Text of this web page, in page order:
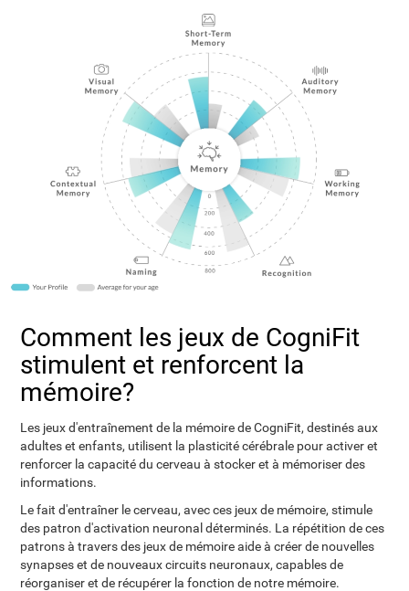
Comment les jeux de CogniFit
stimulent et renforcent la
mémoire?
Les jeux d'entraînement de la mémoire de CogniFit, destinés aux
adultes et enfants, utilisent la plasticité cérébrale pour activer et
renforcer la capacité du cerveau à stocker et à mémoriser des
informations.
Le fait d'entraîner le cerveau, avec ces jeux de mémoire, stimule
des patron d'activation neuronal déterminés. La répétition de ces
patrons à travers des jeux de mémoire aide à créer de nouvelles
synapses et de nouveaux circuits neuronaux, capables de
réorganiser et de récupérer la fonction de notre mémoire.